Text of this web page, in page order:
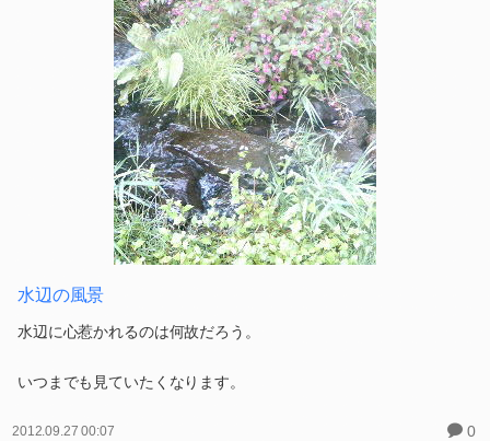
水辺の風景
水辺に心惹かれるのは何故だろう。
いつまでも見ていたくなります。
2012.09.27 00:07 0